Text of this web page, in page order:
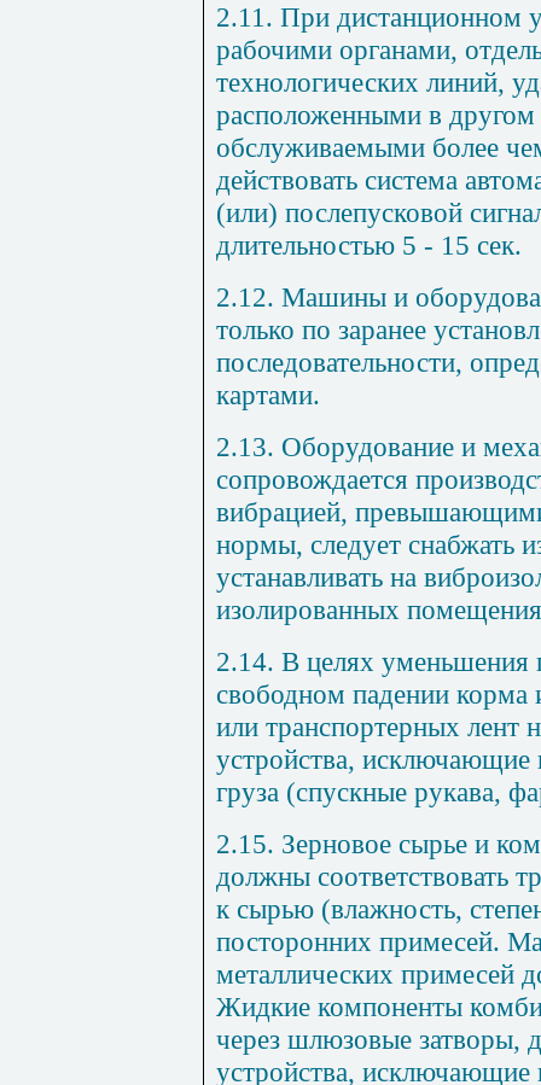
2.11. При дистанционном
рабочими органами,
технологических линий,
расположенными в
обслуживаемыми более
действовать система
(или) послепусковой
длительностью 5 - 15 сек.
2.12. Машины и
только по заранее
последовательности,
картами.
2.13. Оборудование и
сопровождается
вибрацией,
нормы, следует снабжать
устанавливать на
изолированных
2.14. В целях уменьшения
свободном падении
или транспортерных лент
устройства, исключающие
груза (спускные рукава,
2.15. Зерновое сырье и
должны соответствовать
к сырью (влажность,
посторонних примесей.
металлических примесей
Жидкие компоненты
через шлюзовые затворы,
устройства, исключающие